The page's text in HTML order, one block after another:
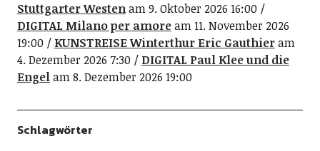
Stuttgarter Westenam 9. Oktober 2026 16:00
DIGITAL Milano per amoream 11. November 2026
19:00
KUNSTREISE Winterthur Eric Gauthieram
4. Dezember 2026 7:30
DIGITAL Paul Klee und die
Engelam 8. Dezember 2026 19:00
Schlagwörter